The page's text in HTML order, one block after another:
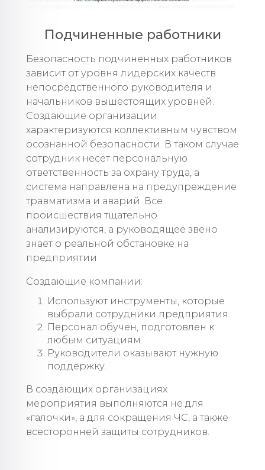
Подчиненные работники
Безопасность подчиненных работников
зависит от уровня лидерских качеств
непосредственного руководителя и
начальников вышестоящих уровней.
Создающие организации
характеризуются коллективным чувством
осознанной безопасности. В таком случае
сотрудник несет персональную
ответственность за охрану труда, а
система направлена на предупреждение
травматизма и аварий. Все
происшествия тщательно
анализируются, а руководящее звено
знает о реальной обстановке на
предприятии.
Создающие компании:
Используют инструменты, которые
выбрали сотрудники предприятия.
Персонал обучен, подготовлен к
любым ситуациям.
Руководители оказывают нужную
поддержку.
В создающих организациях
мероприятия выполняются не для
«галочки», а для сокращения ЧС, а также
всесторонней защиты сотрудников.